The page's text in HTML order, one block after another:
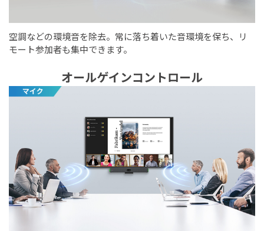
空調などの環境音を除去。常に落ち着いた音環境を保ち、リ
モート参加者も集中できます。
オールゲインコントロール